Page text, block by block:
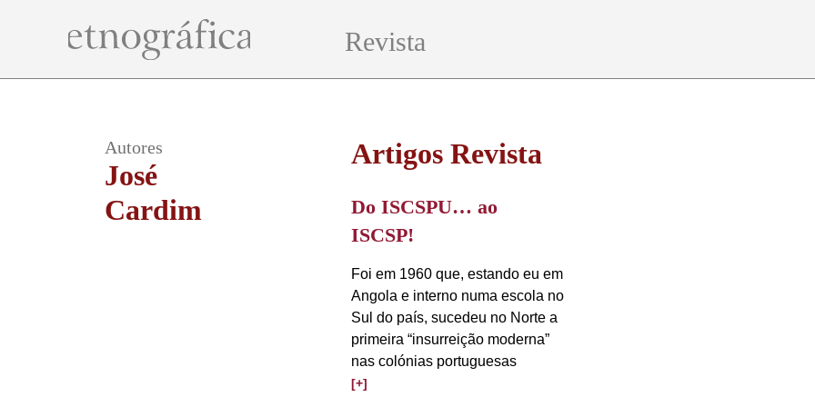
Revista
Autores
José
Cardim
Artigos Revista
Do ISCSPU… ao
ISCSP!
Foi em 1960 que, estando eu em
Angola e interno numa escola no
Sul do país, sucedeu no Norte a
primeira “insurreição moderna”
nas colónias portuguesas
[+]